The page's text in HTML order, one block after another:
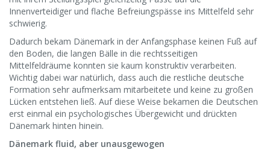
Innenverteidiger und flache Befreiungspässe ins Mittelfeld sehr
schwierig.
Dadurch bekam Dänemark in der Anfangsphase keinen Fuß auf
den Boden, die langen Bälle in die rechtsseitigen
Mittelfeldräume konnten sie kaum konstruktiv verarbeiten.
Wichtig dabei war natürlich, dass auch die restliche deutsche
Formation sehr aufmerksam mitarbeitete und keine zu großen
Lücken entstehen ließ. Auf diese Weise bekamen die Deutschen
erst einmal ein psychologisches Übergewicht und drückten
Dänemark hinten hinein.
Dänemark fluid, aber unausgewogen